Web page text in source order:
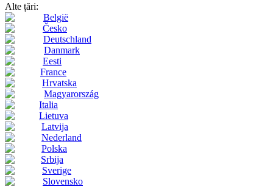
Alte țări:
België
Česko
Deutschland
Danmark
Eesti
France
Hrvatska
Magyarország
Italia
Lietuva
Latvija
Nederland
Polska
Srbija
Sverige
Slovensko